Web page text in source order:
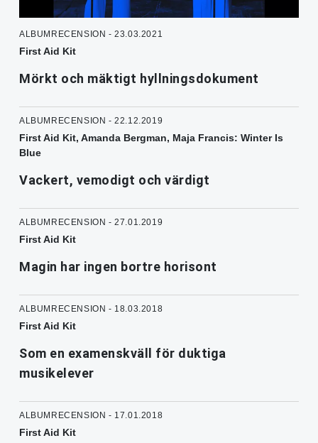
ALBUMRECENSION - 23.03.2021
First Aid Kit
Mörkt och mäktigt hyllningsdokument
ALBUMRECENSION - 22.12.2019
First Aid Kit, Amanda Bergman, Maja Francis: Winter Is
Blue
Vackert, vemodigt och värdigt
ALBUMRECENSION - 27.01.2019
First Aid Kit
Magin har ingen bortre horisont
ALBUMRECENSION - 18.03.2018
First Aid Kit
Som en examenskväll för duktiga
musikelever
ALBUMRECENSION - 17.01.2018
First Aid Kit